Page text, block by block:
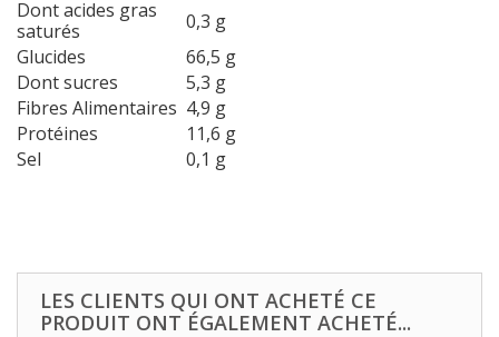
Dont acides gras
saturés
0,3 g
Glucides
66,5 g
Dont sucres
5,3 g
Fibres Alimentaires 4,9 g
Protéines
11,6 g
Sel
0,1 g
LES CLIENTS QUI ONT ACHETÉ CE
PRODUIT ONT ÉGALEMENT ACHETÉ...